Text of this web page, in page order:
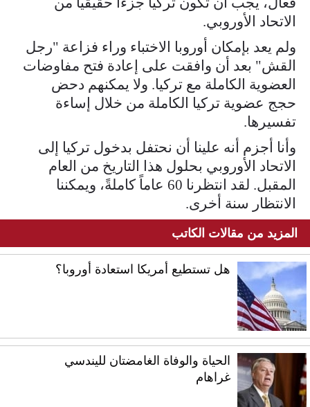
الاتحاد الأوروبي.
ولم يعد بإمكان أوروبا الاختباء وراء فزاعة "رجل
القش" بعد أن وافقت على إعادة فتح مفاوضات
العضوية الكاملة مع تركيا. ولا يمكنهم دحض
حجج عضوية تركيا الكاملة من خلال إساءة
تفسيرها.
وأنا أجزم أنه علينا أن نحتفل بدخول تركيا إلى
الاتحاد الأوروبي بحلول هذا التاريخ من العام
المقبل. لقد انتظرنا 60 عاماً كاملةً، ويمكننا
الانتظار سنة أخرى.
المزيد من مقالات الكاتب
هل تستطيع أمريكا استعادة أوروبا؟
الحياة والوفاة الغامضتان لليندسي
غراهام